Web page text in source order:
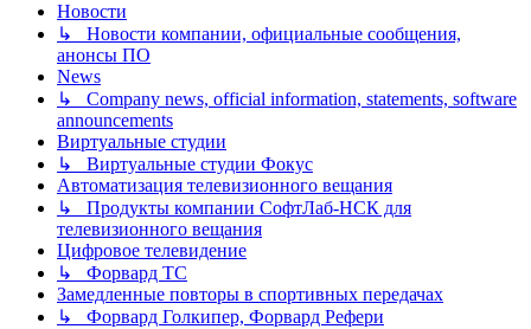
Новости
↳ Новости компании, официальные сообщения,
анонсы ПО
News
↳ Company news, official information, statements, software
announcements
Виртуальные студии
↳ Виртуальные студии Фокус
Автоматизация телевизионного вещания
↳ Продукты компании СофтЛаб-НСК для
телевизионного вещания
Цифровое телевидение
↳ Форвард ТС
Замедленные повторы в спортивных передачах
↳ Форвард Голкипер, Форвард Рефери